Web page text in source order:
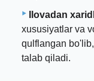
Ilovadan
xususiyatlar va
qulflangan
talab qiladi.